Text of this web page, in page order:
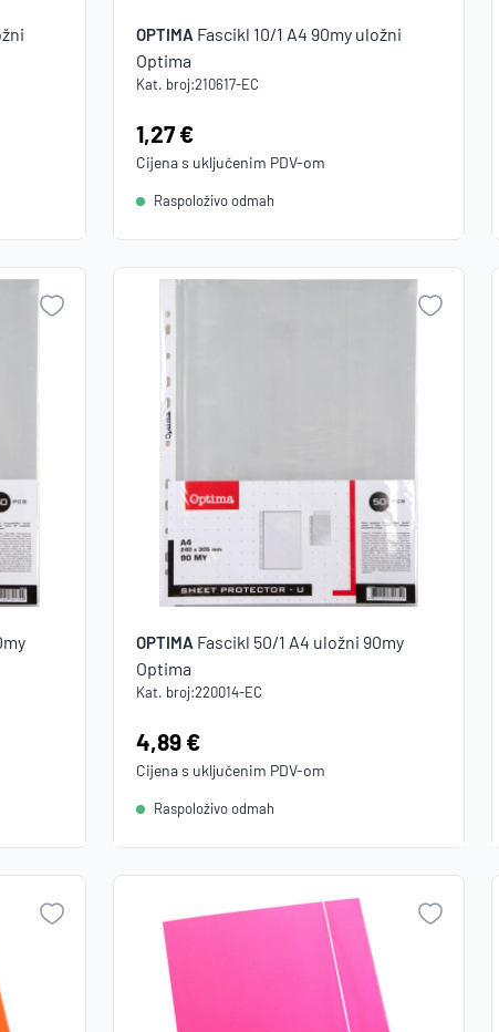
OPTIMA Fascikl 10/1 A4 90my uložni
Optima
Kat. broj:210617-EC
Cijena:
1,27 €
Cijena s uključenim PDV-om
Raspoloživo odmah
OPTIMA Fascikl 50/1 A4 uložni 90my
Optima
Kat. broj:220014-EC
Cijena:
4,89 €
Cijena s uključenim PDV-om
Raspoloživo odmah